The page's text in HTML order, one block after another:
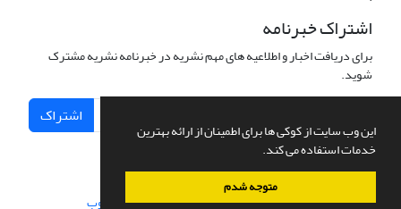
این وب سایت از کوکی ها برای اطمینان از ارائه بهترین
خدمات استفاده می کند.
متوجه شدم
اشتراک خبرنامه
برای دریافت اخبار و اطلاعیه های مهم نشریه در خبرنامه نشریه مشترک
شوید.
اشتراک
سامانه مدیریت نشریات علمی.طراحی و پیاده سازی از سیناوب